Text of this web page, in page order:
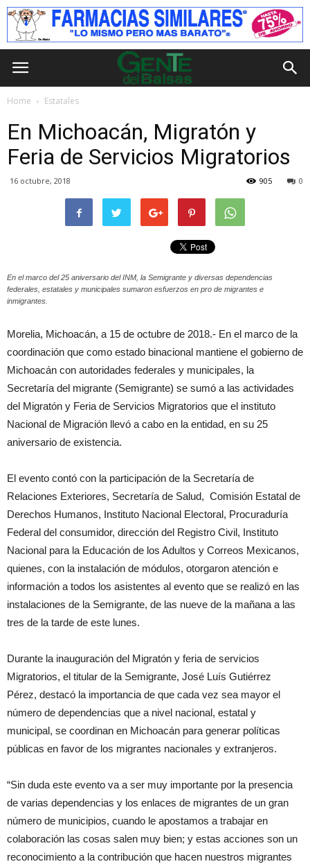
Home Estatales
En Michoacán, Migratón y
Feria de Servicios Migratorios
16 octubre, 2018 0
905
En el marco del 25 aniversario del INM, la Semigrante y diversas dependencias
federales, estatales y municipales sumaron esfuerzos en pro de migrantes e
inmigrantes.
Morelia, Michoacán, a 15 de octubre de 2018.- En el marco de la
coordinación que como estado binacional mantiene el gobierno de
Michoacán con autoridades federales y municipales, la
Secretaría del migrante (Semigrante) se sumó a las actividades
del Migratón y Feria de Servicios Migratorios que el instituto
Nacional de Migración llevó a cabo en la entidad, en su 25
aniversario de existencia.
El evento contó con la participación de la Secretaría de
Relaciones Exteriores, Secretaría de Salud, Comisión Estatal de
Derechos Humanos, Instituto Nacional Electoral, Procuraduría
Federal del consumidor, dirección del Registro Civil, Instituto
Nacional para la Educación de los Adultos y Correos Mexicanos,
quienes, con la instalación de módulos, otorgaron atención e
información a todos los asistentes al evento que se realizó en las
instalaciones de la Semigrante, de las nueve de la mañana a las
tres de la tarde de este lunes.
Durante la inauguración del Migratón y feria de servicios
Migratorios, el titular de la Semigrante, José Luís Gutiérrez
Pérez, destacó la importancia de que cada vez sea mayor el
número de dependencias que a nivel nacional, estatal y
municipal, se coordinan en Michoacán para generar políticas
públicas en favor de los migrantes nacionales y extranjeros.
“Sin duda este evento va a ser muy importante por la presencia
de varias dependencias y los enlaces de migrantes de un gran
número de municipios, cuando le apostamos a trabajar en
colaboración las cosas salen muy bien; y estas acciones son un
reconocimiento a la contribución que hacen nuestros migrantes